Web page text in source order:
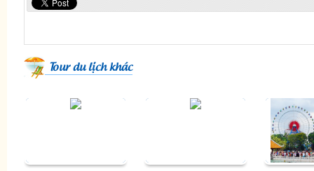
Tour du lịch khác